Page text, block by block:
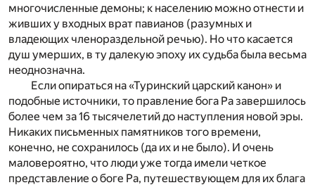
многочисленные демоны; к населению можно отнести и
живших у входных врат павианов (разумных и
владеющих членораздельной речью). Но что касается
душ умерших, в ту далекую эпоху их судьба была весьма
неоднозначна.
Если опираться на «Туринский царский канон» и
подобные источники, то правление бога Ра завершилось
более чем за 16 тысячелетий до наступления новой эры.
Никаких письменных памятников того времени,
конечно, не сохранилось (да их и не было). И очень
маловероятно, что люди уже тогда имели четкое
представление о боге Ра, путешествующем для их блага